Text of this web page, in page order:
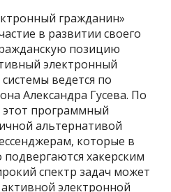
гражданин»
в развитии своего
позицию
электронный
ведется по
Александра Гусева. По
этот программный
альтернативой
которые в
подвергаются хакерским
спектр задач может
электронной